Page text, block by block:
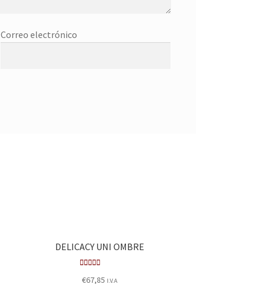
Correo electrónico
DELICACY UNI OMBRE
€67,85 I.V.A